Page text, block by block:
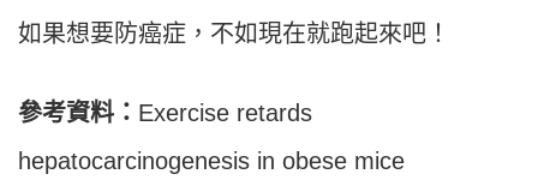
如果想要防癌症，不如現在就跑起來吧！
參考資料： Exercise retards
hepatocarcinogenesis in obese mice